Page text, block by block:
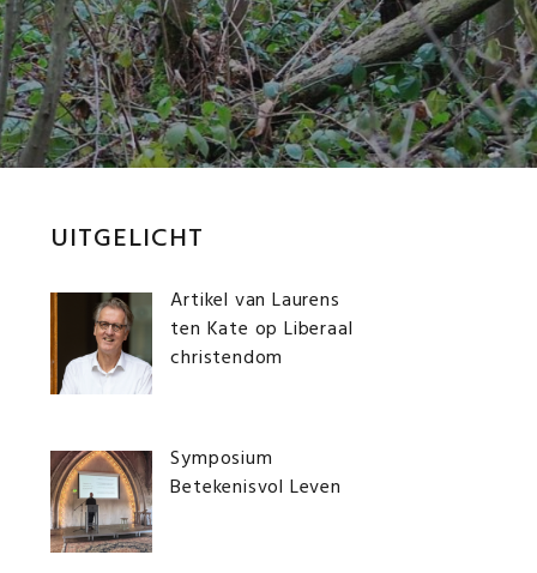
Primaire
Sidebar
UITGELICHT
Artikel van Laurens
ten Kate op Liberaal
christendom
Symposium
Betekenisvol Leven